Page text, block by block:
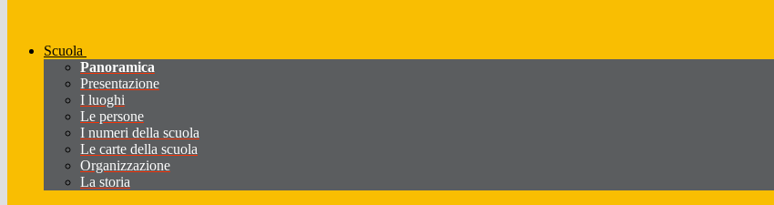
Scuola
Panoramica
Presentazione
I luoghi
Le persone
I numeri della scuola
Le carte della scuola
Organizzazione
La storia